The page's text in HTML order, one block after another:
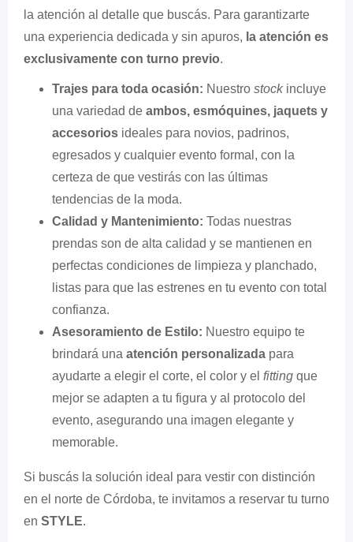
la atención al detalle que buscás. Para garantizarte
una experiencia dedicada y sin apuros, la atención es
exclusivamente con turno previo.
Trajes para toda ocasión: Nuestro stockincluye
una variedad de ambos, esmóquines, jaquets y
accesorios ideales para novios, padrinos,
egresados y cualquier evento formal, con la
certeza de que vestirás con las últimas
tendencias de la moda.
Calidad y Mantenimiento: Todas nuestras
prendas son de alta calidad y se mantienen en
perfectas condiciones de limpieza y planchado,
listas para que las estrenes en tu evento con total
confianza.
Asesoramiento de Estilo: Nuestro equipo te
brindará una atención personalizada para
ayudarte a elegir el corte, el color y el fitting que
mejor se adapten a tu figura y al protocolo del
evento, asegurando una imagen elegante y
memorable.
Si buscás la solución ideal para vestir con distinción
en el norte de Córdoba, te invitamos a reservar tu turno
en STYLE.